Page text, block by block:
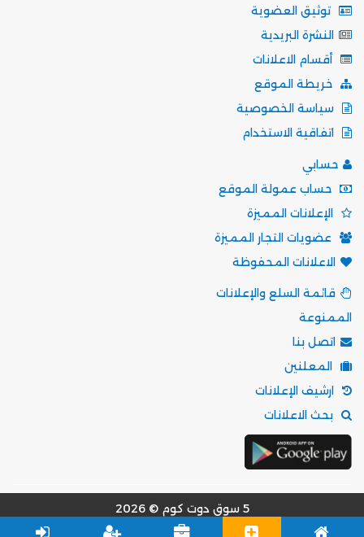
توثيق العضوية
النشرة البريدية
أقسام الاعلانات
خريطة الموقع
سياسة الخصوصية
اتفاقية الاستخدام
حسابي
حساب عمولة الموقع
الإعلانات المميزة
عضويات التجار المميزة
الاعلانات المحفوظة
قائمة السلع والإعلانات
الممنوعة
اتصل بنا
المعلنين
ارشيف الإعلانات
بحث الاعلانات
5 سوق دوت كوم © 2026
مؤسسة موقع 5 سوق للتسويق الالكتروني